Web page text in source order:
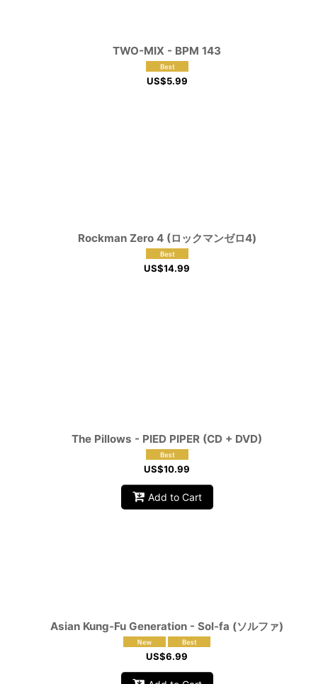
TWO-MIX - BPM 143
US$5.99
Rockman Zero 4 (ロックマンゼロ4)
US$14.99
The Pillows - PIED PIPER (CD + DVD)
US$10.99
Add to Cart
Asian Kung-Fu Generation - Sol-fa (ソルファ)
US$6.99